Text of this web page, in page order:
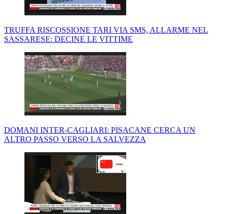
TRUFFA RISCOSSIONE TARI VIA SMS, ALLARME NEL
SASSARESE: DECINE LE VITTIME
DOMANI INTER-CAGLIARI: PISACANE CERCA UN
ALTRO PASSO VERSO LA SALVEZZA